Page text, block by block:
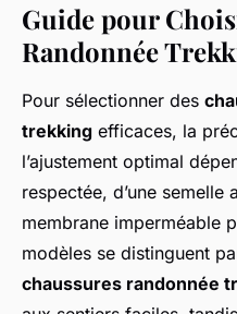
Guide pour
Randonnée
Pour sélectionner des
trekking efficaces, la
l’ajustement optimal
respectée, d’une semelle
membrane imperméable
modèles se distinguent
chaussures randonnée